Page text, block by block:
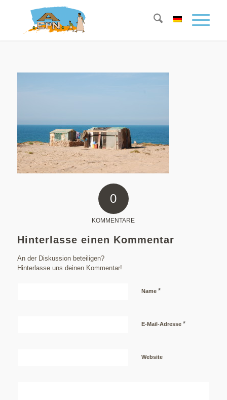
0
KOMMENTARE
Hinterlasse einen Kommentar
An der Diskussion beteiligen?
Hinterlasse uns deinen Kommentar!
Name *
E-Mail-Adresse *
Website